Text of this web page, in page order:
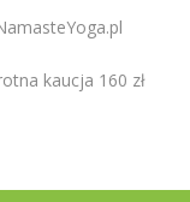
kaucja 160 zł